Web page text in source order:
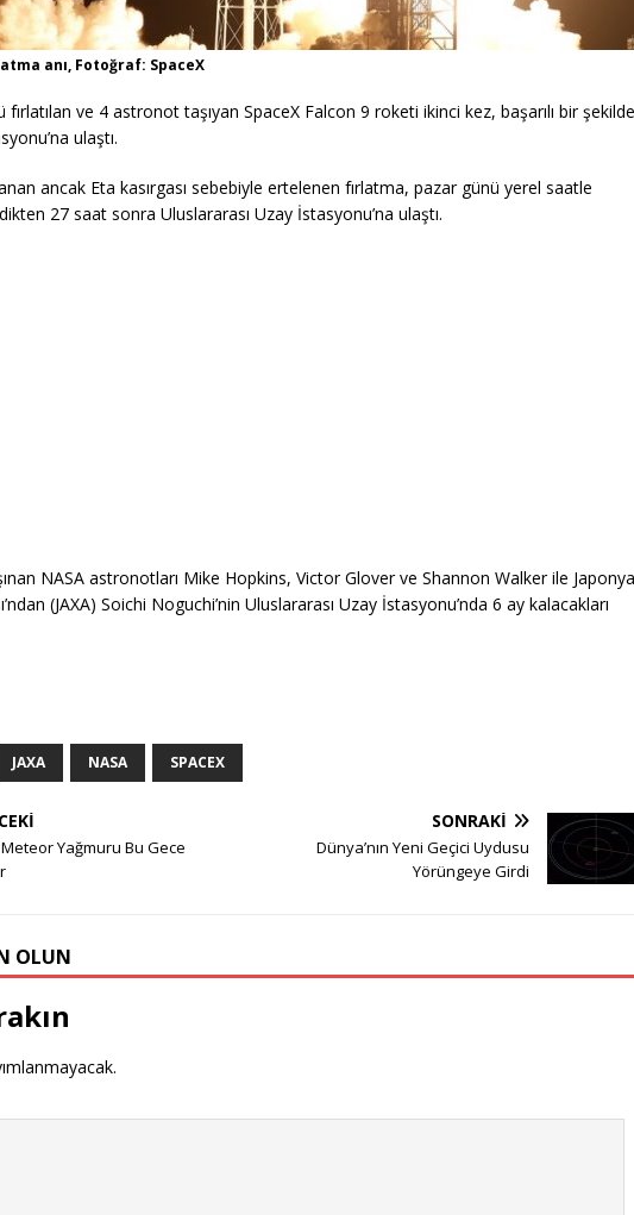
anı, Fotoğraf: SpaceX
ve 4 astronot taşıyan SpaceX Falcon 9 roketi ikinci kez, başarılı bir şekilde
ulaştı.
ancak Eta kasırgası sebebiyle ertelenen fırlatma, pazar günü yerel saatle
27 saat sonra Uluslararası Uzay İstasyonu’na ulaştı.
NASA astronotları Mike Hopkins, Victor Glover ve Shannon Walker ile Japonya
(JAXA) Soichi Noguchi’nin Uluslararası Uzay İstasyonu’nda 6 ay kalacakları
JAXA NASA SPACEX
Yağmuru Bu Gece
SONRAKI
Dünya’nın Yeni Geçici Uydusu
Yörüngeye Girdi
OLUN